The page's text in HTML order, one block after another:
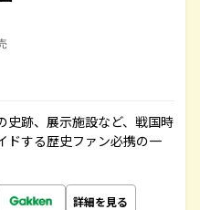
史跡、展示施設など、戦国時
ドする歴史ファン必携の一
詳細を見る